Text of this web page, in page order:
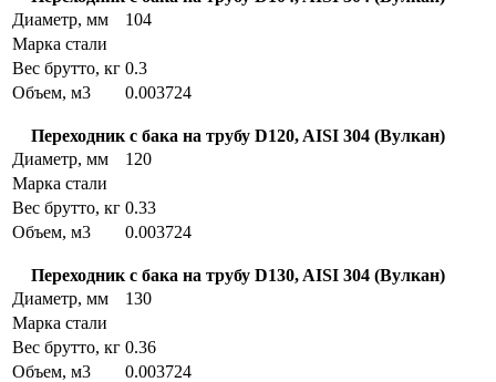
Диаметр, мм
104
Марка стали
Вес брутто, кг 0.3
Объем, м3
0.003724
Переходник с бака на трубу D120, AISI 304 (Вулкан)
Диаметр, мм
120
Марка стали
Вес брутто, кг 0.33
Объем, м3
0.003724
Переходник с бака на трубу D130, AISI 304 (Вулкан)
Диаметр, мм
130
Марка стали
Вес брутто, кг 0.36
Объем, м3
0.003724